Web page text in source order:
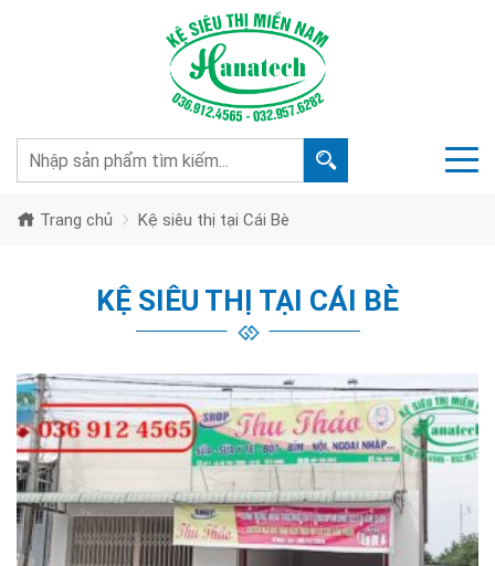
Trang chủ Kệ siêu thị tại Cái Bè
KỆ SIÊU THỊ TẠI CÁI BÈ